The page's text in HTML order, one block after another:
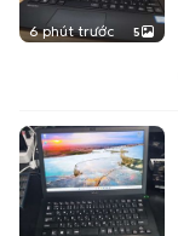
6 phút trước 5